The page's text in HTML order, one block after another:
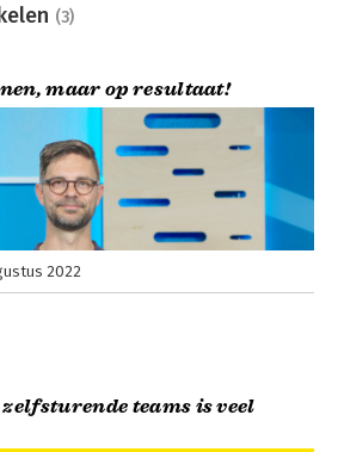
(3)
maar op resultaat!
2022
teams is veel